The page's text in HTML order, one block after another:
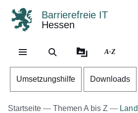
Barrierefreie IT
Hessen
A-Z
Umsetzungshilfe Downloads
Startseite Themen A bis Z